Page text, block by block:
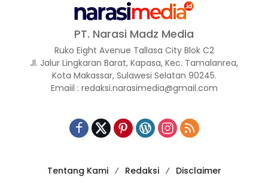
PT. Narasi Madz Media
Ruko Eight Avenue Tallasa City Blok C2
Jl. Jalur Lingkaran Barat, Kapasa, Kec. Tamalanrea,
Kota Makassar, Sulawesi Selatan 90245.
Emaiil : redaksi.narasimedia@gmail.com
Tentang Kami Redaksi Disclaimer